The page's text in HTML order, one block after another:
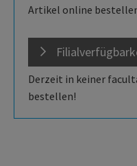
Artikel online
Derzeit in keiner
bestellen!